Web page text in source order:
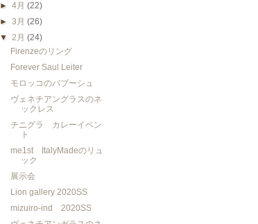
►4月(22)
►3月(26)
▼2月(24)
Firenzeのリング
Forever Saul Leiter
モロッコのバブーシュ
ヴェネチアングラスのネ
ックレス
チニグラ カレーイベン
ト
me1st ItalyMadeのリュ
ック
展示会
Lion gallery 2020SS
mizuiro-ind 2020SS